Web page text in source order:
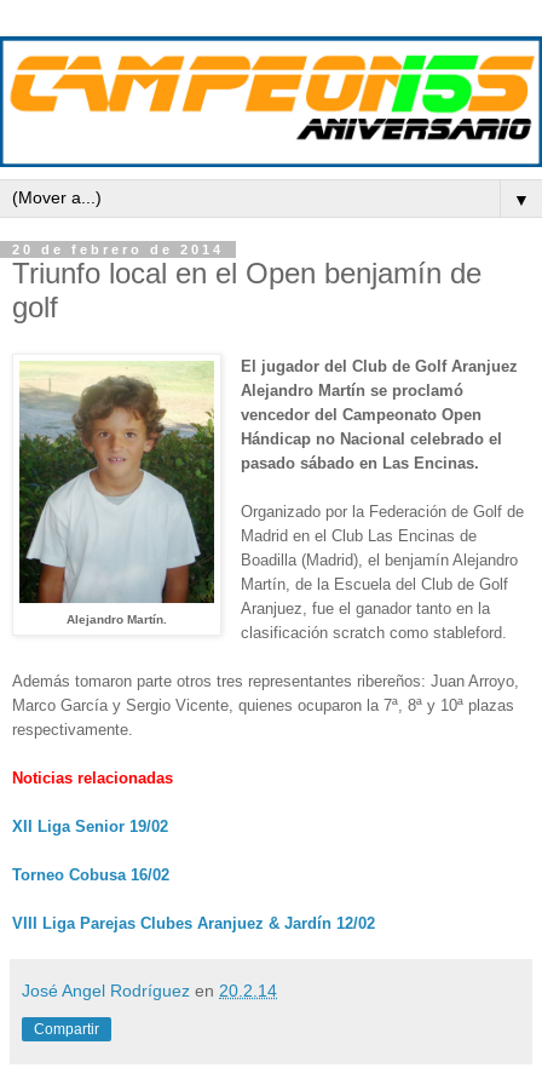
▼
20 de febrero de 2014
Triunfo local en el Open benjamín de
golf
Alejandro Martín.
El jugador del Club de Golf Aranjuez
Alejandro Martín se proclamó
vencedor del Campeonato Open
Hándicap no Nacional celebrado el
pasado sábado en Las Encinas.
Organizado por la Federación de Golf de
Madrid en el Club Las Encinas de
Boadilla (Madrid), el benjamín Alejandro
Martín, de la Escuela del Club de Golf
Aranjuez, fue el ganador tanto en la
clasificación scratch como stableford.
Además tomaron parte otros tres representantes ribereños: Juan Arroyo,
Marco García y Sergio Vicente, quienes ocuparon la 7ª, 8ª y 10ª plazas
respectivamente.
Noticias relacionadas
XII Liga Senior 19/02
Torneo Cobusa 16/02
VIII Liga Parejas Clubes Aranjuez & Jardín 12/02
José Angel Rodríguez en 20.2.14
Compartir